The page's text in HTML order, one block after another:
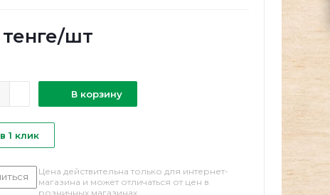
тенге/шт
В корзину
1 клик
Цена действительна только для интернет-
магазина и может отличаться от цен в
розничных магазинах